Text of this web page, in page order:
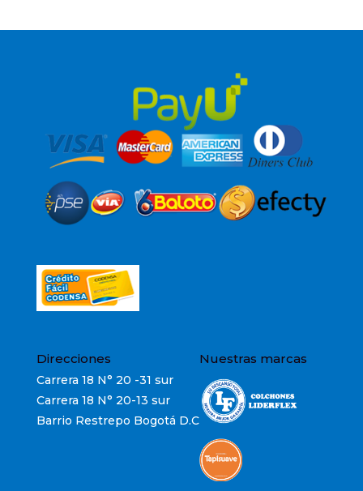
Direcciones
Carrera 18 N° 20 -31 sur
Carrera 18 N° 20-13 sur
Barrio Restrepo Bogotá D.C
Nuestras marcas